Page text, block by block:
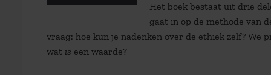
Het boek bestaat uit drie
gaat in op de methode van
vraag: hoe kun je nadenken over de ethiek zelf? We
wat is een waarde?